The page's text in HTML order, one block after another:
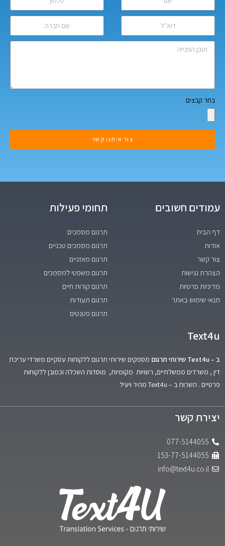
בחר קבצים
צור איתנו קשר
עמודים חשובים
דף הבית
אודות
צור קשר
הצהרת נגישות
מדיניות פרטיות
תנאי שימוש באתר
תחומי פעילות
תרגום מסמכים
תרגום מסמכים טכניים
תרגום מאזניים
תרגום משפטי למסמכים
תרגום קורות חיים
תרגום תעודות
תרגום פטנטים
Text4u
ב – Text4u שירותי תרגום
מספקים שירותי תרגום ללקוחות עסקיים משרדי עריכת
דין , משרדים ממשלתיים, רשויות מקומיות, מוסדות השכלה וכמובן ללקוחות
פרטיים . השרות ב – Text4u מהיר ויעיל
יצירת קשר
077-5144055
153-77-5144055
info@text4u.co.il